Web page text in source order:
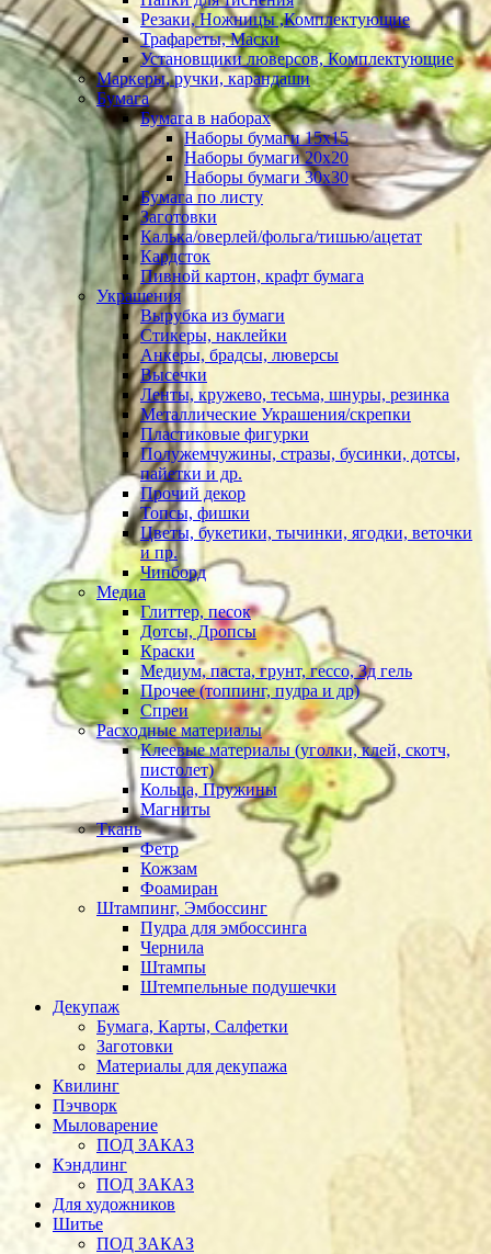
Резаки, Ножницы ,Комплектующие
Трафареты, Маски
Установщики люверсов, Комплектующие
Маркеры, ручки, карандаши
Бумага
Бумага в наборах
Наборы бумаги 15х15
Наборы бумаги 20х20
Наборы бумаги 30х30
Бумага по листу
Заготовки
Калька/оверлей/фольга/тишью/ацетат
Кардсток
Пивной картон, крафт бумага
Украшения
Вырубка из бумаги
Стикеры, наклейки
Анкеры, брадсы, люверсы
Высечки
Ленты, кружево, тесьма, шнуры, резинка
Металлические Украшения/скрепки
Пластиковые фигурки
Полужемчужины, стразы, бусинки, дотсы,
пайетки и др.
Прочий декор
Топсы, фишки
Цветы, букетики, тычинки, ягодки, веточки
и пр.
Чипборд
Медиа
Глиттер, песок
Дотсы, Дропсы
Краски
Медиум, паста, грунт, гессо, 3д гель
Прочее (топпинг, пудра и др)
Спреи
Расходные материалы
Клеевые материалы (уголки, клей, скотч,
пистолет)
Кольца, Пружины
Магниты
Ткань
Фетр
Кожзам
Фоамиран
Штампинг, Эмбоссинг
Пудра для эмбоссинга
Чернила
Штампы
Штемпельные подушечки
Декупаж
Бумага, Карты, Салфетки
Заготовки
Материалы для декупажа
Квилинг
Пэчворк
Мыловарение
ПОД ЗАКАЗ
Кэндлинг
ПОД ЗАКАЗ
Для художников
Шитье
ПОД ЗАКАЗ